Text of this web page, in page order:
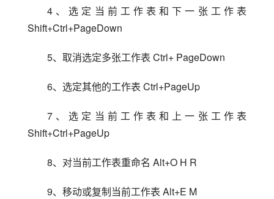
4、选定当前工作表和下一张工作表
Shift+Ctrl+PageDown
5、取消选定多张工作表 Ctrl+ PageDown
6、选定其他的工作表 Ctrl+PageUp
7、选定当前工作表和上一张工作表
Shift+Ctrl+PageUp
8、对当前工作表重命名 Alt+O H R
9、移动或复制当前工作表 Alt+E M